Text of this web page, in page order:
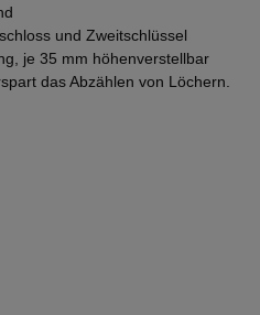
und Zweitschlüssel
je 35 mm höhenverstellbar
das Abzählen von Löchern.